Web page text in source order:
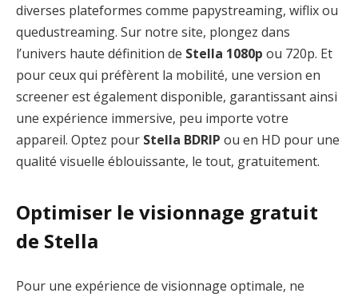
diverses plateformes comme papystreaming, wiflix ou
quedustreaming. Sur notre site, plongez dans
l’univers haute définition de Stella 1080p ou 720p. Et
pour ceux qui préfèrent la mobilité, une version en
screener est également disponible, garantissant ainsi
une expérience immersive, peu importe votre
appareil. Optez pour Stella BDRIP ou en HD pour une
qualité visuelle éblouissante, le tout, gratuitement.
Optimiser le visionnage gratuit
de Stella
Pour une expérience de visionnage optimale, ne